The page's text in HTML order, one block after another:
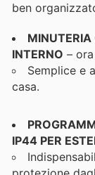
ben
MINUTERIA
INTERNO –
Semplice e
casa.
IP44 PER